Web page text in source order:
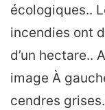
écologiques..
incendies ont
d’un hectare..
image À
cendres